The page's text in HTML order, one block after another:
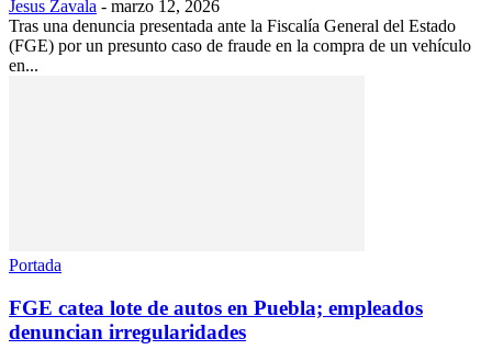
Jesus Zavala - marzo 12, 2026
Tras una denuncia presentada ante la Fiscalía General del Estado
(FGE) por un presunto caso de fraude en la compra de un vehículo
en...
Portada
FGE catea lote de autos en Puebla; empleados
denuncian irregularidades